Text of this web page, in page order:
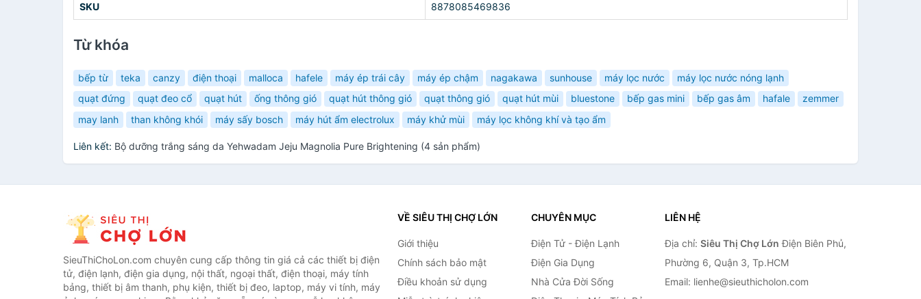
SKU 8878085469836
Từ khóa
bếp từ teka canzy điện thoại malloca hafele máy ép trái cây máy ép chậm nagakawa sunhouse máy lọc nước
máy lọc nước nóng lạnh
quạt đứng
quạt đeo cổ quạt hút ống thông gió quạt hút thông gió quạt thông gió quạt hút mùi bluestone bếp gas mini bếp gas âm hafale
zemmer
may lanh
than không khói máy sấy bosch máy hút ẩm electrolux máy khử mùi máy lọc không khí và tạo ẩm
Liên kết: Bộ dưỡng trắng sáng da Yehwadam Jeju Magnolia Pure Brightening (4 sản phẩm)
SieuThiChoLon.com chuyên cung cấp thông tin giá cả các thiết bị điện
tử, điện lạnh, điện gia dụng, nội thất, ngoại thất, điện thoại, máy tính
bảng, thiết bị âm thanh, phụ kiện, thiết bị đeo, laptop, máy vi tính, máy
VỀ SIÊU THỊ CHỢ LỚN
Giới thiệu
Chính sách bảo mật
Điều khoản sử dụng
CHUYÊN MỤC
Điện Tử - Điện Lạnh
Điện Gia Dụng
Nhà Cửa Đời Sống
LIÊN HỆ
Địa chỉ: Siêu Thị Chợ Lớn Điện Biên Phủ,
Phường 6, Quận 3, Tp.HCM
Email: lienhe@sieuthicholon.com